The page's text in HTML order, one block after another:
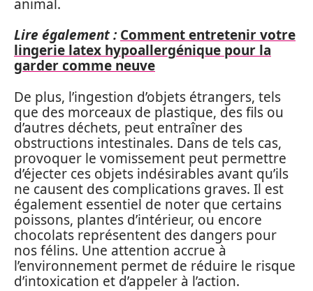
animal.
Lire également : Comment entretenir votre
lingerie latex hypoallergénique pour la
garder comme neuve
De plus, l’ingestion d’objets étrangers, tels
que des morceaux de plastique, des fils ou
d’autres déchets, peut entraîner des
obstructions intestinales. Dans de tels cas,
provoquer le vomissement peut permettre
d’éjecter ces objets indésirables avant qu’ils
ne causent des complications graves. Il est
également essentiel de noter que certains
poissons, plantes d’intérieur, ou encore
chocolats représentent des dangers pour
nos félins. Une attention accrue à
l’environnement permet de réduire le risque
d’intoxication et d’appeler à l’action.